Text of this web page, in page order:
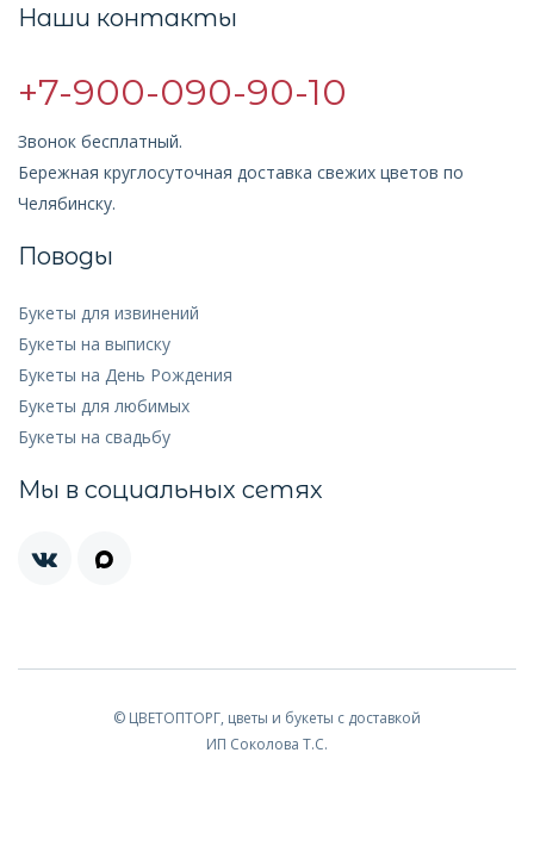
Наши контакты
+7-900-090-90-10
Звонок бесплатный.
Бережная круглосуточная доставка свежих цветов по
Челябинску.
Поводы
Букеты для извинений
Букеты на выписку
Букеты на День Рождения
Букеты для любимых
Букеты на свадьбу
Мы в социальных сетях
© ЦВЕТОПТОРГ, цветы и букеты с доставкой
ИП Соколова Т.С.